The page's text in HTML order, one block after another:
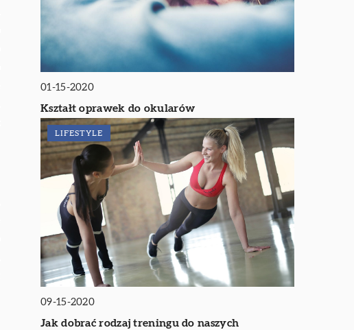
01-15-2020
Kształt oprawek do okularów
LIFESTYLE
09-15-2020
Jak dobrać rodzaj treningu do naszych